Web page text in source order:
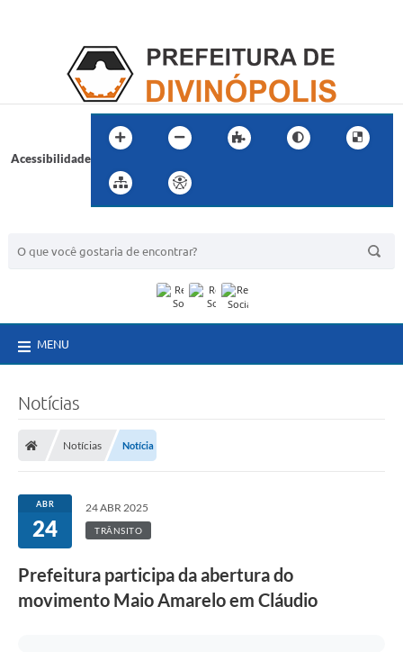
Acessibilidade
MENU
Notícias
Notícias Notícia
ABR
24
24 ABR 2025
TRÂNSITO
Prefeitura participa da abertura do
movimento Maio Amarelo em Cláudio